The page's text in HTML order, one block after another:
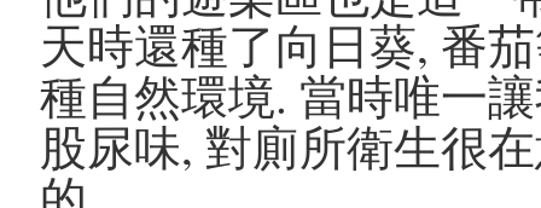
天時還種了向日葵, 番
種自然環境. 當時唯一
股尿味, 對廁所衛生很